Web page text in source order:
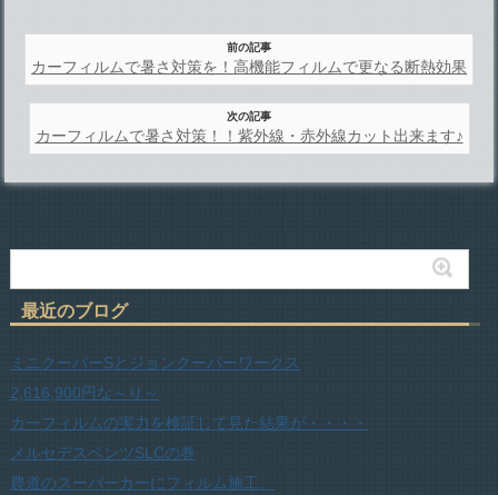
前の記事
カーフィルムで暑さ対策を！高機能フィルムで更なる断熱効果
次の記事
カーフィルムで暑さ対策！！紫外線・赤外線カット出来ます♪
最近のブログ
ミニクーパーSとジョンクーパーワークス
2,616,900円な～り～
カーフィルムの実力を検証して見た結果が・・・・
メルセデスベンツSLCの巻
農道のスーパーカーにフィルム施工。